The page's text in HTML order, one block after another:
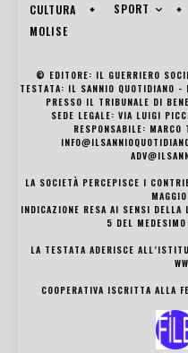
CULTURA
SPORT
MOLISE
© EDITORE: IL GUERRIERO
TESTATA: IL SANNIO QUOTIDIANO
PRESSO IL TRIBUNALE DI
SEDE LEGALE: VIA LUIGI
RESPONSABILE:
LA SOCIETÀ PERCEPISCE I
INDICAZIONE RESA AI SENSI DELLA
5 DEL
LA TESTATA ADERISCE
COOPERATIVA ISCRITTA ALLA